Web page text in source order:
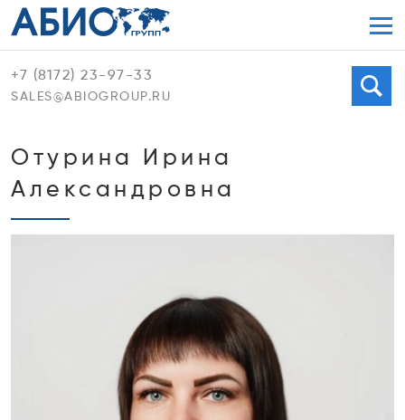
+7 (8172) 23-97-33
SALES@ABIOGROUP.RU
Поиск
Отурина Ирина
Александровна